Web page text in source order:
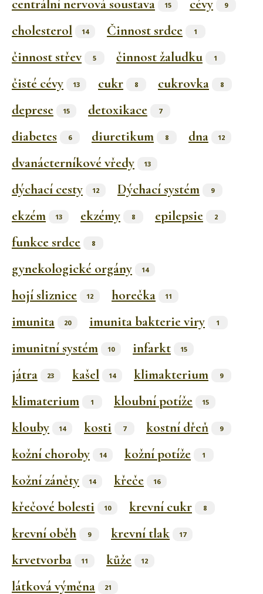
centrální nervová soustava 15 cévy 9
cholesterol 14 Činnost srdce 1
činnost střev 5 činnost žaludku 1
čisté cévy 13 cukr 8 cukrovka 8
deprese 15 detoxikace 7
diabetes 6 diuretikum 8 dna 12
dvanácterníkové vředy 13
dýchací cesty 12 Dýchací systém 9
ekzém 13 ekzémy 8 epilepsie 2
funkce srdce 8
gynekologické orgány 14
hojí sliznice 12 horečka 11
imunita 20 imunita bakterie viry 1
imunitní systém 10 infarkt 15
játra 23 kašel 14 klimakterium 9
klimaterium 1 kloubní potíže 15
klouby 14 kosti 7 kostní dřeň 9
kožní choroby 14 kožní potíže 1
kožní záněty 14 křeče 16
křečové bolesti 10 krevní cukr 8
krevní oběh 9 krevní tlak 17
krvetvorba 11 kůže 12
látková výměna 21